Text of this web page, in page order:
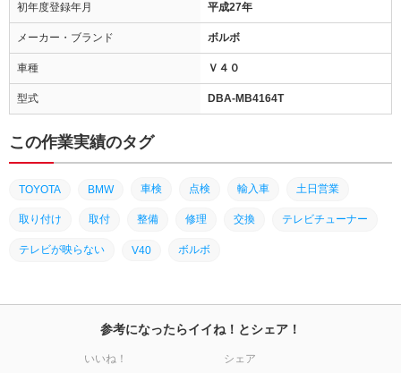
初年度登録年月 平成27年
メーカー・ブランド ボルボ
車種 Ｖ４０
型式 DBA-MB4164T
この作業実績のタグ
TOYOTA BMW 車検 点検 輸入車 土日営業
取り付け 取付 整備 修理 交換 テレビチューナー
テレビが映らない V40 ボルボ
参考になったらイイね！とシェア！
いいね！ シェア